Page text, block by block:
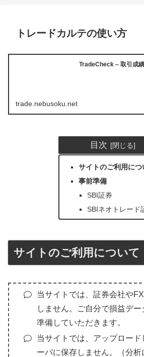
トレードカルテの使い方
TradeCheck – 取引成
trade.nebusoku.net
目次
サイトのご利用につ
事前準備
SBI証券
SBIネオトレード
サイトのご利用について
当サイトでは、証券会社や
しません。ご自分で損益デ
準備していただきます。
当サイトでは、アップロー
ーバに保存しません。（分析